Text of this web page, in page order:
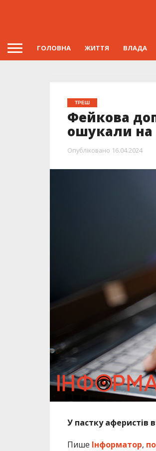
ГОЛОВНА ЖИТТЯ ВЛАДА
ТРЕШ
Фейкова
ошукали на
Опубліковано 16.04.2024
У пастку аферистів
Пише Інформатор,